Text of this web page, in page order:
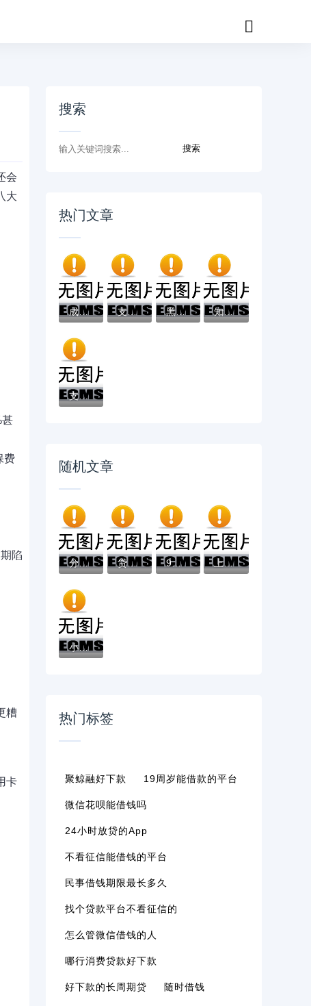
会
大
甚
费
陷
糟
卡
搜索
热门文章
成黑户了哪里可以借钱急用啊，2025五大专属... 支付宝借钱平台哪个靠谱？实测这5款低息灵活... 黑户借款必下口子：2025推荐5个通过率100%的... 知乎推荐！借钱哪个平台靠谱？这5个低息正规...
支付宝借钱平台哪个好？实测推荐这3个靠谱低...
随机文章
分期乐银行不通过审核能借到钱吗？3千元无门... 贷款平台搭建全流程解析：从规划到合规运营... 9个车贷款平台推荐，专为攻克老铁救急好下款... 上海正规大平台贷款指南：低利率、高额度、...
小额贷款必下口子吗？这五个误区必须提前避...
热门标签
聚鲸融好下款 19周岁能借款的平台
微信花呗能借钱吗
24小时放贷的app
不看征信能借钱的平台
民事借钱期限最长多久
找个贷款平台不看征信的
怎么管微信借钱的人
哪行消费贷款好下款
好下款的长周期贷 随时借钱